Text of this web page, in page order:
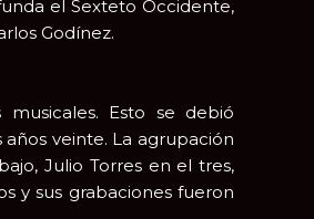
el Sexteto Occidente,
Godínez.
Esto se debió
veinte. La agrupación
Julio Torres en el tres,
y sus grabaciones fueron